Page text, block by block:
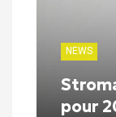
NEWS
pour